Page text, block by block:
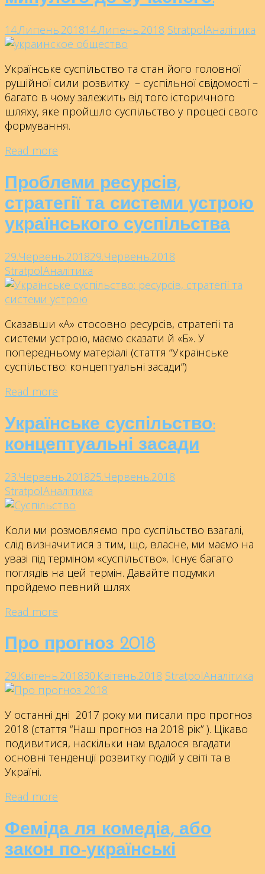
14.Липень.201814.Липень.2018 StratpolАналітика
Українське суспільство та стан його головної
рушійної сили розвитку – суспільної свідомості –
багато в чому залежить від того історичного
шляху, яке пройшло суспільство у процесі свого
формування.
Read more
Проблеми ресурсів,
стратегії та системи устрою
українського суспільства
29.Червень.201829.Червень.2018
StratpolАналітика
Сказавши «А» стосовно ресурсів, стратегії та
системи устрою, маємо сказати й «Б». У
попередньому матеріалі (стаття “Українське
суспільство: концептуальні засади“)
Read more
Українське суспільство:
концептуальні засади
23.Червень.201825.Червень.2018
StratpolАналітика
Коли ми розмовляємо про суспільство взагалі,
слід визначитися з тим, що, власне, ми маємо на
увазі під терміном «суспільство». Існує багато
поглядів на цей термін. Давайте подумки
пройдемо певний шлях
Read more
Про прогноз 2018
29.Квітень.201830.Квітень.2018 StratpolАналітика
У останні дні 2017 року ми писали про прогноз
2018 (стаття “Наш прогноз на 2018 рік” ). Цікаво
подивитися, наскільки нам вдалося вгадати
основні тенденції розвитку подій у світі та в
Україні.
Read more
Феміда ля комедіа, або
закон по-українські